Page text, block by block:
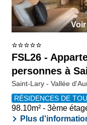
FSL26 -
personnes à
Saint-Lary - Vallée
RÉSIDENCES DE
98.10m² - 3ème
Plus